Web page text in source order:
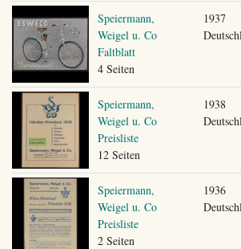
Speiermann,
Weigel u. Co
Faltblatt
4 Seiten
1937
Speiermann,
Weigel u. Co
Preisliste
12 Seiten
1938
Speiermann,
Weigel u. Co
Preisliste
2 Seiten
1936